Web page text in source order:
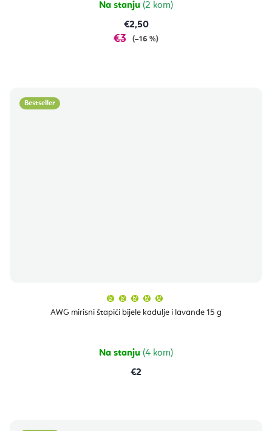
Na stanju (2 kom)
€2,50
€3 (–16 %)
Bestseller
AWG mirisni štapići bijele kadulje i lavande 15 g
proizvoda
je
zvjezdica.
Na stanju (4 kom)
€2